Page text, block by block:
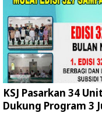
KSJ Pasarkan 34
Dukung Program 3